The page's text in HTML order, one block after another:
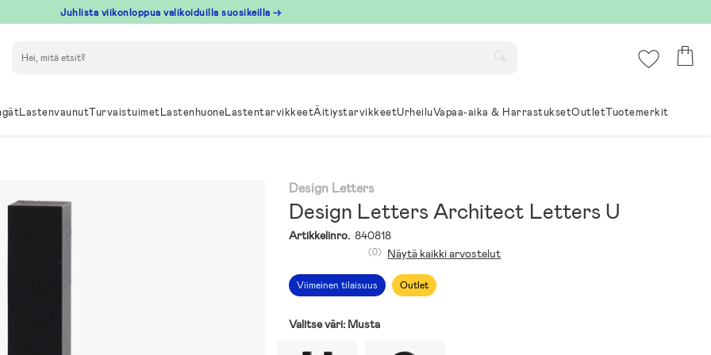
Juhlista viikonloppua valikoiduilla suosikeilla →
LastenvaunutTurvaistuimetLastenhuoneLastentarvikkeetÄitiystarvikkeetUrheiluVapaa-aika & HarrastuksetOutletTuotemerkit
Design Letters
Design Letters Architect Letters U
Artikkelinro. 840818
Viimeinen tilaisuus Outlet
(0) Näytä kaikki arvostelut
Valitse väri: Musta